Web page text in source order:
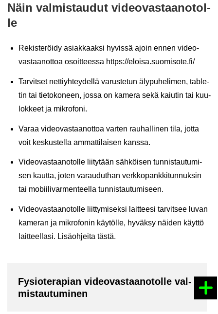
Näin val­mis­tau­dut vi­deo­vas­taa­no­tol­
le
Re­kis­te­röi­dy asiak­kaak­si hy­vis­sä ajoin ennen vi­deo­
vas­taan­ot­toa osoit­tees­sa https://eloi­sa.suo­mi­so­te.fi/
Tar­vit­set net­tiyh­tey­del­lä va­rus­te­tun äly­pu­he­li­men, table­
tin tai tie­to­ko­neen, jossa on ka­me­ra sekä kai­u­tin tai kuu­
lok­keet ja mik­ro­fo­ni.
Varaa vi­deo­vas­taan­ot­toa var­ten rau­hal­li­nen tila, jotta
voit kes­kus­tel­la am­mat­ti­lai­sen kans­sa.
Vi­deo­vas­taa­no­tol­le lii­ty­tään säh­köi­sen tun­nis­tau­tu­mi­
sen kaut­ta, joten va­rau­dut­han verk­ko­pank­ki­tun­nuk­sin
tai mo­bii­li­var­men­teel­la tun­nis­tau­tu­mi­seen.
Vi­deo­vas­taa­no­tol­le liit­ty­mi­sek­si lait­tee­si tar­vit­see luvan
ka­me­ran ja mik­ro­fo­nin käy­töl­le, hy­väk­sy näi­den käyt­tö
lait­teel­la­si. Li­sä­oh­jei­ta tästä.
Fy­sio­te­ra­pian vi­deo­vas­taa­no­tol­le val­
mis­tau­tu­mi­nen